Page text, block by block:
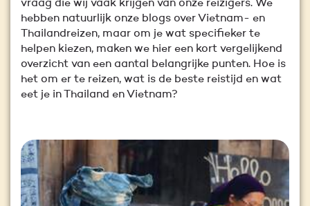
vraag die wij vaak krijgen van onze reizigers. We
hebben natuurlijk onze blogs over Vietnam- en
Thailandreizen, maar om je wat specifieker te
helpen kiezen, maken we hier een kort vergelijkend
overzicht van een aantal belangrijke punten. Hoe is
het om er te reizen, wat is de beste reistijd en wat
eet je in Thailand en Vietnam?